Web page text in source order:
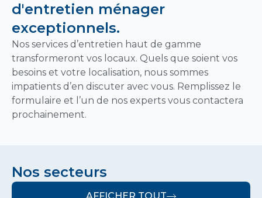
d'entretien ménager
exceptionnels.
Nos services d’entretien haut de gamme
transformeront vos locaux. Quels que soient vos
besoins et votre localisation, nous sommes
impatients d’en discuter avec vous. Remplissez le
formulaire et l’un de nos experts vous contactera
prochainement.
Nos secteurs